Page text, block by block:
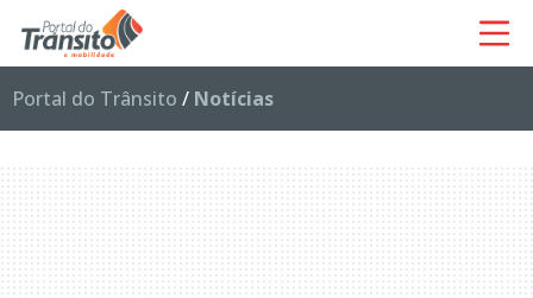
Portal do Trânsito / Notícias